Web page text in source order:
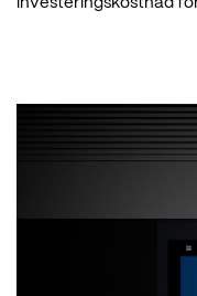
investeringskostnad